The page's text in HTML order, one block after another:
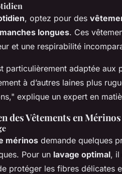
, optez pour des
longues. Ces
et une respirabilité
particulièrement adaptée aux
à d’autres laines plus
explique un expert en
des Vêtements en Mérinos
mérinos demande quelques
Pour un lavage optimal, il
protéger les fibres délicates